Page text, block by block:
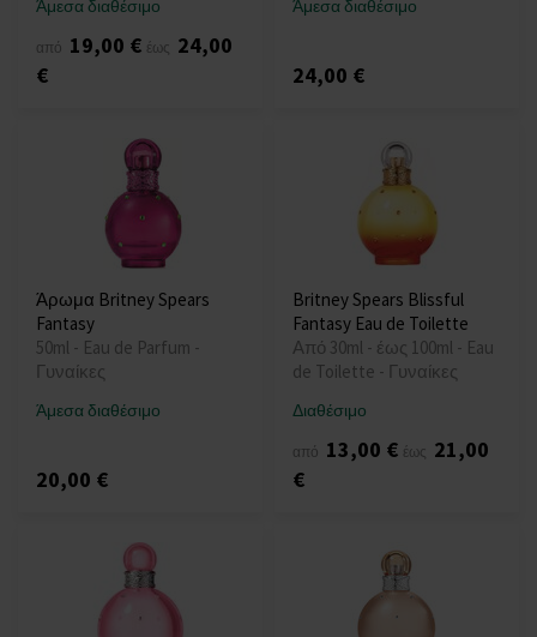
Άμεσα διαθέσιμο
από 19,00 € έως 24,00
€
Άμεσα διαθέσιμο
24,00 €
Άρωμα Britney Spears
Fantasy
50ml - Eau de Parfum -
Γυναίκες
Άμεσα διαθέσιμο
20,00 €
Britney Spears Blissful
Fantasy Eau de Toilette
Από 30ml - έως 100ml - Eau
de Toilette - Γυναίκες
Διαθέσιμο
από 13,00 € έως 21,00
€